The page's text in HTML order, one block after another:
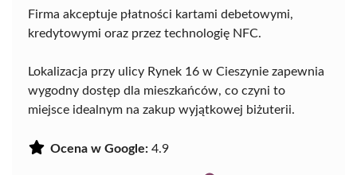
Firma akceptuje płatności kartami debetowymi,
kredytowymi oraz przez technologię NFC.
Lokalizacja przy ulicy Rynek 16 w Cieszynie zapewnia
wygodny dostęp dla mieszkańców, co czyni to
miejsce idealnym na zakup wyjątkowej biżuterii.
Ocena w Google: 4.9